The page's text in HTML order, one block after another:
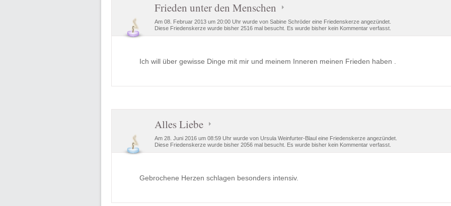
Frieden unter den Menschen
Am 08. Februar 2013 um 20:00 Uhr wurde von Sabine Schröder eine Friedenskerze angezündet.
Diese Friedenskerze wurde bisher 2516 mal besucht. Es wurde bisher kein Kommentar verfasst.
Ich will über gewisse Dinge mit mir und meinem Inneren meinen Frieden haben .
Alles Liebe
Am 28. Juni 2016 um 08:59 Uhr wurde von Ursula Weinfurter-Blaul eine Friedenskerze angezündet.
Diese Friedenskerze wurde bisher 2056 mal besucht. Es wurde bisher kein Kommentar verfasst.
Gebrochene Herzen schlagen besonders intensiv.